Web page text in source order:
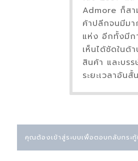
Admore ก็สา
ค้าปลีกจนมีม
แห่ง อีกทั้งมี
เห็นได้ชัดในด้
สินค้า และบร
ระยะเวลาอันสั้น
คุณต้องเข้าสู่ระบบเพื่อตอบกลับกระ